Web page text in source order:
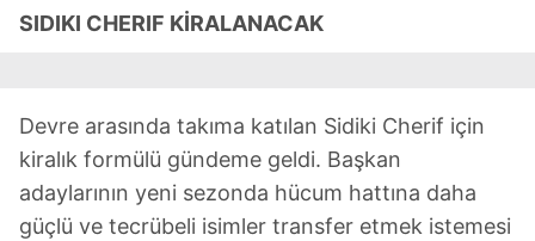
SIDIKI CHERIF KİRALANACAK
Devre arasında takıma katılan Sidiki Cherif için
kiralık formülü gündeme geldi. Başkan
adaylarının yeni sezonda hücum hattına daha
güçlü ve tecrübeli isimler transfer etmek istemesi